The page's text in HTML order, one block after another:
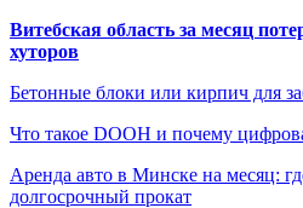
Витебская область за месяц
хуторов
Бетонные блоки или кирпич для
Что такое DOOH и почему
Аренда авто в Минске на месяц:
долгосрочный прокат